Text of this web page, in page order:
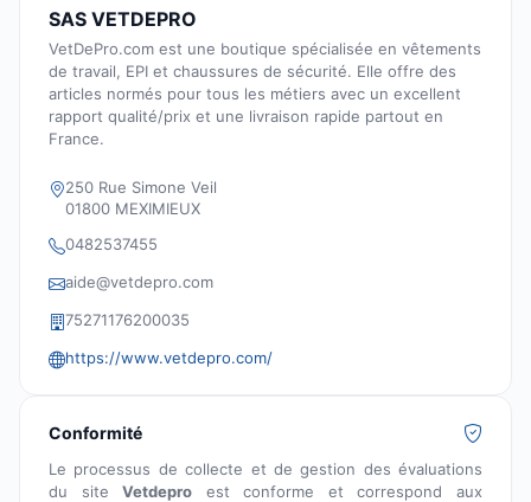
SAS VETDEPRO
VetDePro.com est une boutique spécialisée en vêtements
de travail, EPI et chaussures de sécurité. Elle offre des
articles normés pour tous les métiers avec un excellent
rapport qualité/prix et une livraison rapide partout en
France.
250 Rue Simone Veil
01800 MEXIMIEUX
0482537455
aide@vetdepro.com
75271176200035
https://www.vetdepro.com/
Conformité
Le processus de collecte et de gestion des évaluations
du siteVetdepro est conforme et correspond aux